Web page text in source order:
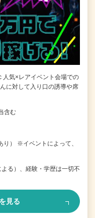
人気×レアイベント会場での
に対して入り口の誘導や席
含む
） ※イベントによって、
る）、経験・学歴は一切不
見る